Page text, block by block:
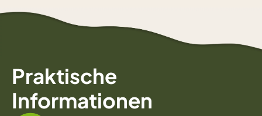
Praktische
Informationen